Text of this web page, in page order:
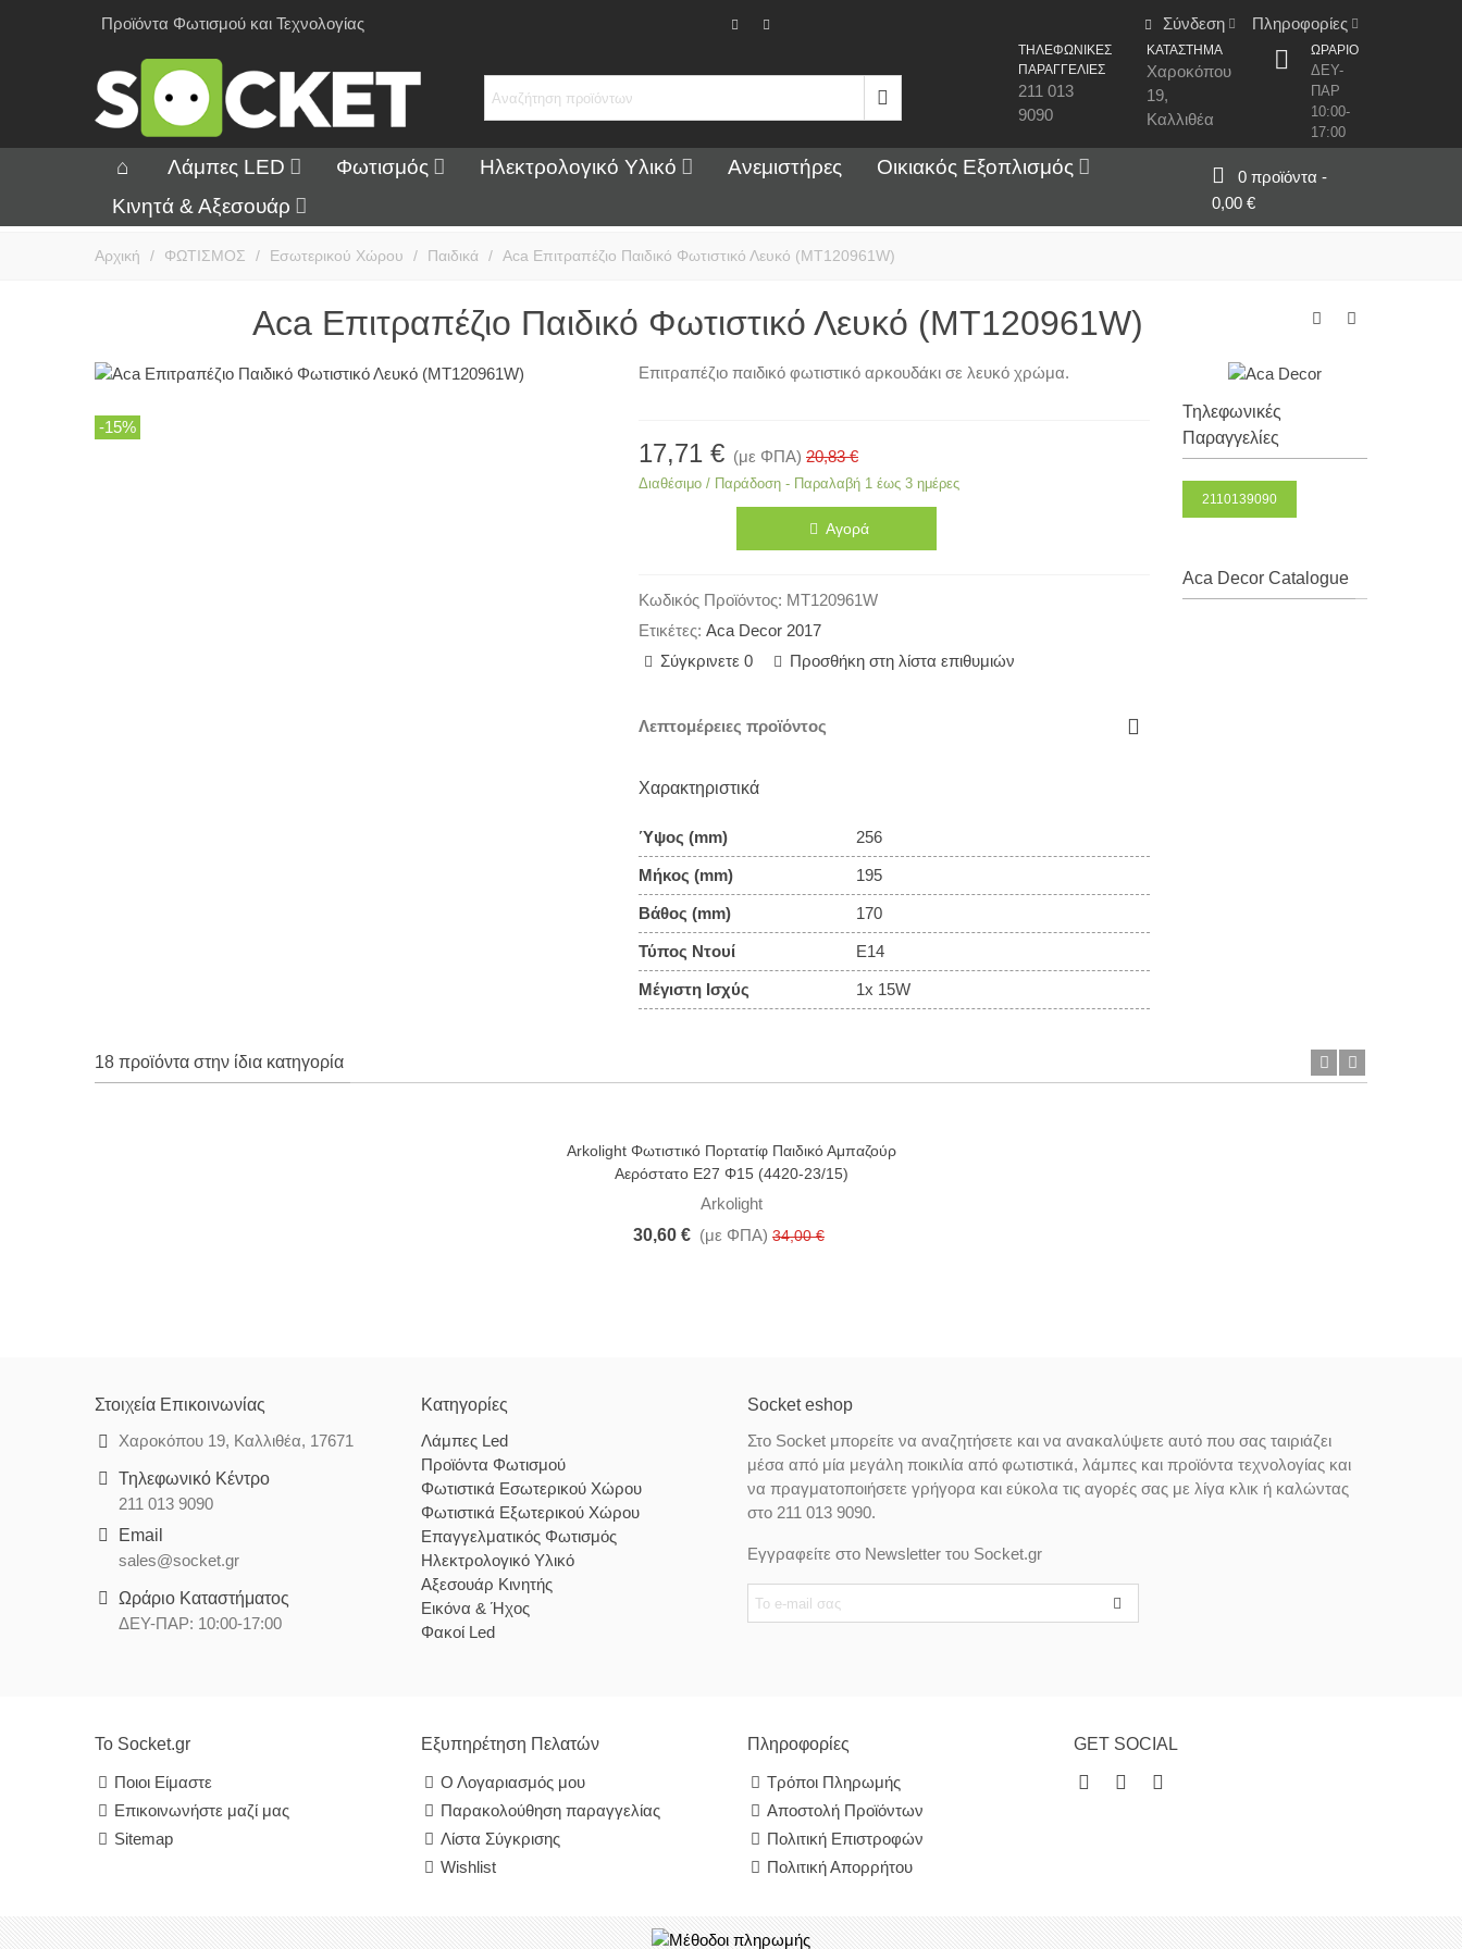
Προϊόντα Φωτισμού και Τεχνολογίας Σύνδεση Πληροφορίες
ΤΗΛΕΦΩΝΙΚΕΣ
ΠΑΡΑΓΓΕΛΙΕΣ
211 013
9090
ΚΑΤΑΣΤΗΜΑ
Χαροκόπου
19,
Καλλιθέα
ΩΡΑΡΙΟ
ΔΕΥ-
ΠΑΡ
10:00-
17:00
Λάμπες LED Φωτισμός Ηλεκτρολογικό Υλικό Ανεμιστήρες
Οικιακός Εξοπλισμός
Κινητά & Αξεσουάρ
0 προϊόντα -
0,00 €
Αρχική / ΦΩΤΙΣΜΟΣ / Εσωτερικού Χώρου / Παιδικά / Aca Επιτραπέζιο Παιδικό Φωτιστικό Λευκό (MT120961W)
Aca Επιτραπέζιο Παιδικό Φωτιστικό Λευκό (MT120961W)
-15%
Επιτραπέζιο παιδικό φωτιστικό αρκουδάκι σε λευκό χρώμα.
17,71 € (με ΦΠΑ) 20,83 €
Διαθέσιμο / Παράδοση - Παραλαβή 1 έως 3 ημέρες
Αγορά
Κωδικός Προϊόντος: MT120961W
Ετικέτες: Aca Decor 2017
Σύγκρινετε 0 Προσθήκη στη λίστα επιθυμιών
Λεπτομέρειες προϊόντος
Χαρακτηριστικά
Ύψος (mm) 256
Μήκος (mm) 195
Βάθος (mm) 170
Τύπος Ντουί E14
Μέγιστη Ισχύς 1x 15W
Τηλεφωνικές
Παραγγελίες
2110139090
Aca Decor Catalogue
18 προϊόντα στην ίδια κατηγορία
Arkolight Φωτιστικό Πορτατίφ Παιδικό Αμπαζούρ
Αερόστατο E27 Φ15 (4420-23/15)
Arkolight
30,60 € (με ΦΠΑ) 34,00 €
Στοιχεία Επικοινωνίας
Χαροκόπου 19, Καλλιθέα, 17671
Τηλεφωνικό Κέντρο
211 013 9090
Email
sales@socket.gr
Ωράριο Καταστήματος
ΔΕΥ-ΠΑΡ: 10:00-17:00
Κατηγορίες
Λάμπες Led
Προϊόντα Φωτισμού
Φωτιστικά Εσωτερικού Χώρου
Φωτιστικά Εξωτερικού Χώρου
Επαγγελματικός Φωτισμός
Ηλεκτρολογικό Υλικό
Αξεσουάρ Κινητής
Εικόνα & Ήχος
Φακοί Led
Socket eshop
Στο Socket μπορείτε να αναζητήσετε και να ανακαλύψετε αυτό που σας ταιριάζει
μέσα από μία μεγάλη ποικιλία από φωτιστικά, λάμπες και προϊόντα τεχνολογίας και
να πραγματοποιήσετε γρήγορα και εύκολα τις αγορές σας με λίγα κλικ ή καλώντας
στο 211 013 9090.
Εγγραφείτε στο Newsletter του Socket.gr
Το Socket.gr
Ποιοι Είμαστε
Επικοινωνήστε μαζί μας
Sitemap
Εξυπηρέτηση Πελατών
Ο Λογαριασμός μου
Παρακολούθηση παραγγελίας
Λίστα Σύγκρισης
Wishlist
Πληροφορίες
Τρόποι Πληρωμής
Αποστολή Προϊόντων
Πολιτική Επιστροφών
Πολιτική Απορρήτου
GET SOCIAL